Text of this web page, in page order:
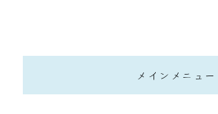
メインメニュー